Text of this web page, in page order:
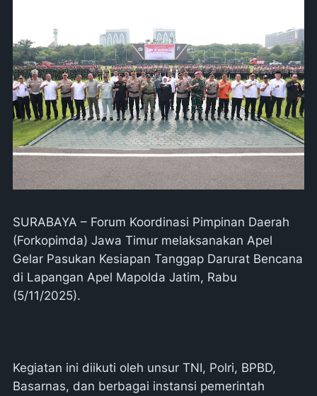
SURABAYA – Forum Koordinasi Pimpinan Daerah
(Forkopimda) Jawa Timur melaksanakan Apel
Gelar Pasukan Kesiapan Tanggap Darurat Bencana
di Lapangan Apel Mapolda Jatim, Rabu
(5/11/2025).
Kegiatan ini diikuti oleh unsur TNI, Polri, BPBD,
Basarnas, dan berbagai instansi pemerintah